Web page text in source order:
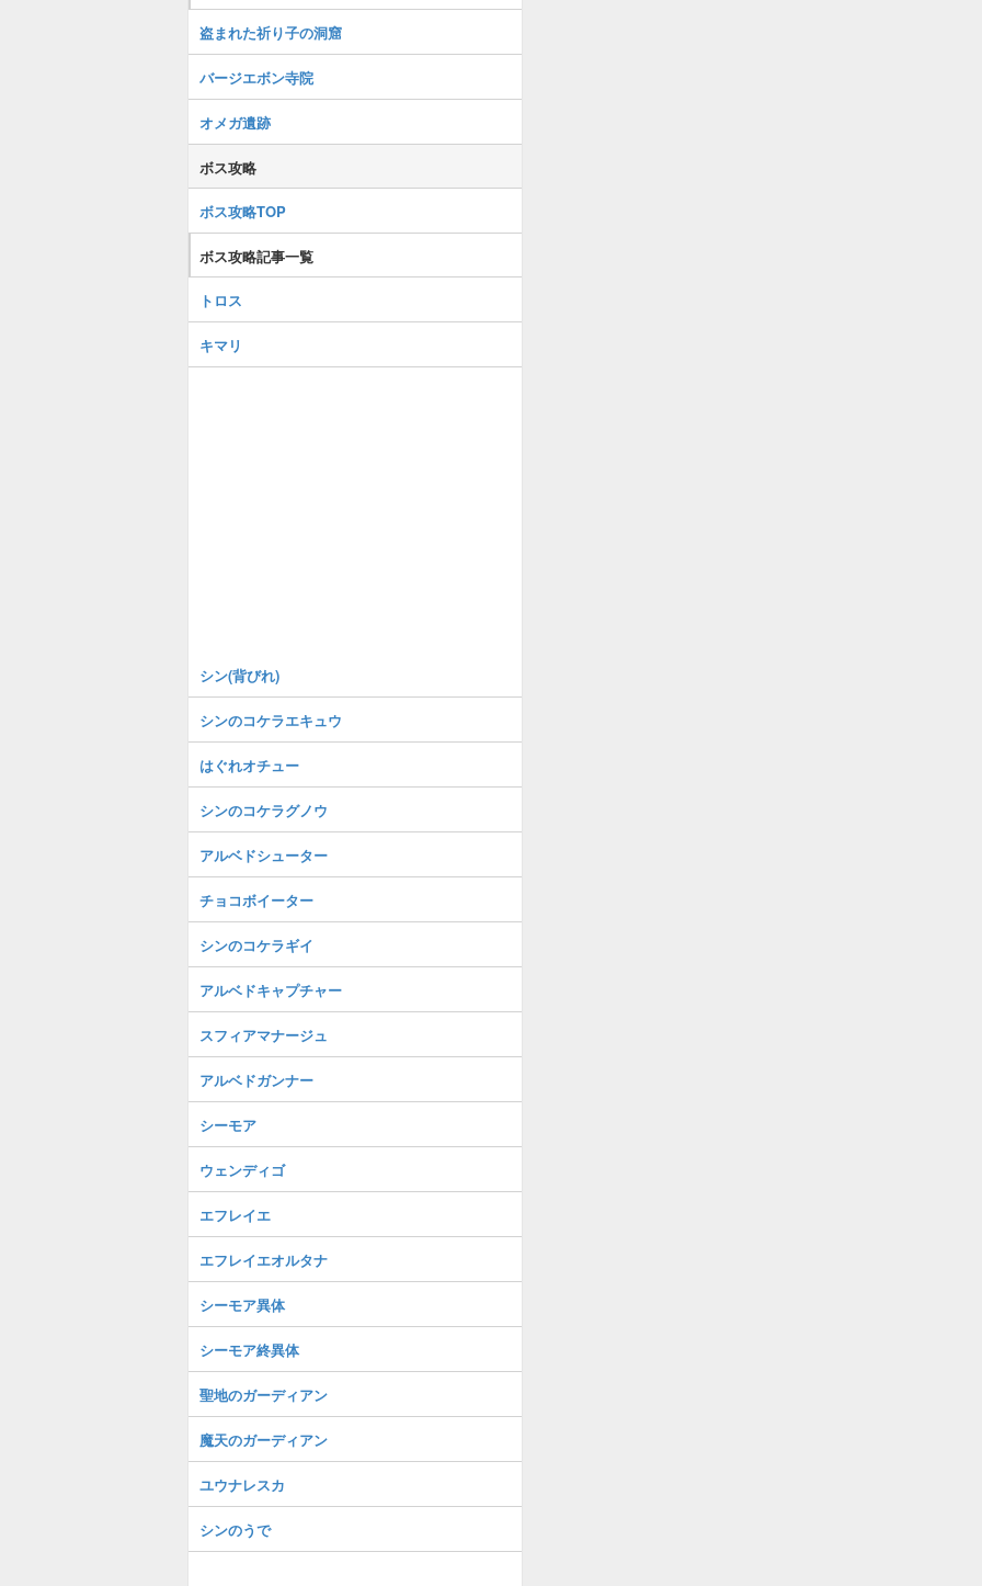
盗まれた祈り子の洞窟
バージエボン寺院
オメガ遺跡
ボス攻略
ボス攻略TOP
ボス攻略記事一覧
トロス
キマリ
シン(背びれ)
シンのコケラエキュウ
はぐれオチュー
シンのコケラグノウ
アルベドシューター
チョコボイーター
シンのコケラギイ
アルベドキャプチャー
スフィアマナージュ
アルベドガンナー
シーモア
ウェンディゴ
エフレイエ
エフレイエオルタナ
シーモア異体
シーモア終異体
聖地のガーディアン
魔天のガーディアン
ユウナレスカ
シンのうで